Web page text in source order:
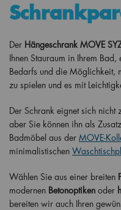
Der Hängeschrank MOVE
Ihnen Stauraum in Ihrem
Bedarfs und die Möglichkeit,
zu spielen und es mit
Der Schrank eignet sich nicht
aber Sie können ihn als
Badmöbel aus der MOVE-
minimalistischen
Wählen Sie aus einer breiten
modernen Betonoptiken oder
bereiten wir auch Ihren